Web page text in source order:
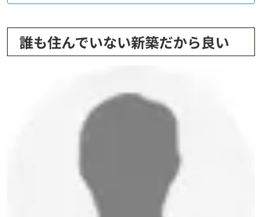
誰も住んでいない新築だから良い